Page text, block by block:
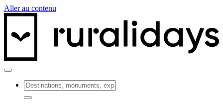
Aller au contenu